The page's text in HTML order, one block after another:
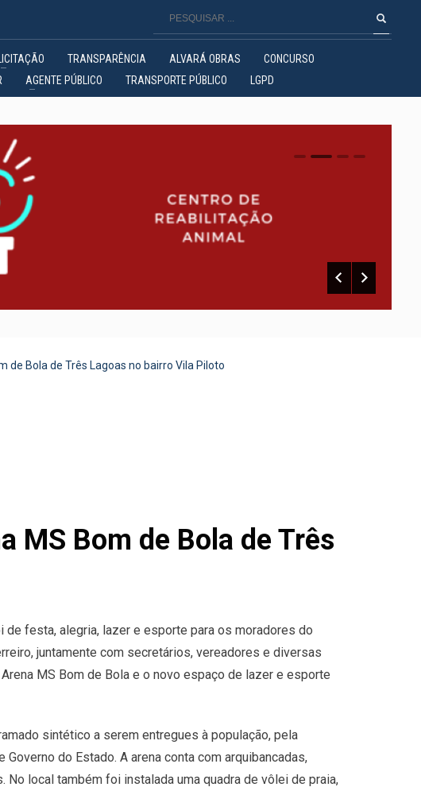
TRANSPARÊNCIA ALVARÁ OBRAS
CONCURSO
AGENTE PÚBLICO TRANSPORTE PÚBLICO LGPD
0 1 2
de Bola de Três Lagoas no bairro Vila Piloto
MS Bom de Bola de Três
festa, alegria, lazer e esporte para os moradores do
juntamente com secretários, vereadores e diversas
MS Bom de Bola e o novo espaço de lazer e esporte
sintético a serem entregues à população, pela
do Estado. A arena conta com arquibancadas,
No local também foi instalada uma quadra de vôlei de praia,